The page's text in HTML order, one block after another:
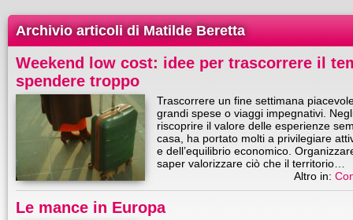
Archivio articoli di Matilde Beretta
Weekend low cost: idee per trascorrere il
spendere troppo
Trascorrere un fine settimana
grandi spese o viaggi impegnativi.
riscoprire il valore delle esperienze
casa, ha portato molti a privilegiare
e dell’equilibrio economico.
saper valorizzare ciò che il territorio…
Altro in:
Le mance in Europa